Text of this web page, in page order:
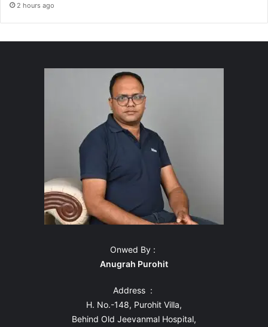
2 hours ago
Onwed By :
Anugrah Purohit
Address :
H. No.-148, Purohit Villa,
Behind Old Jeevanmal Hospital,